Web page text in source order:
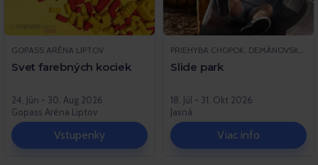
GOPASS ARÉNA LIPTOV
Svet farebných kociek
24. Jún - 30. Aug 2026
Gopass Aréna Liptov
Vstupenky
PRIEHYBA CHOPOK, DEMÄNOVSKÁ DOLINA
Slide park
18. Júl - 31. Okt 2026
Jasná
Viac info